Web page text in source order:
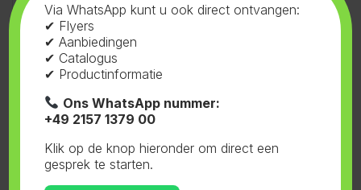
Aansluiting B
Koud stopcontact C13
Lengte kabel
Kleur fabrikant
Kabel toepassing
Via WhatsApp kunt u ook direct ontvangen:
✔ Flyers
✔ Aanbiedingen
✔ Catalogus
✔ Productinformatie
Ons WhatsApp nummer:
+49 2157 1379 00
Klik op de knop hieronder om direct een
gesprek te starten.